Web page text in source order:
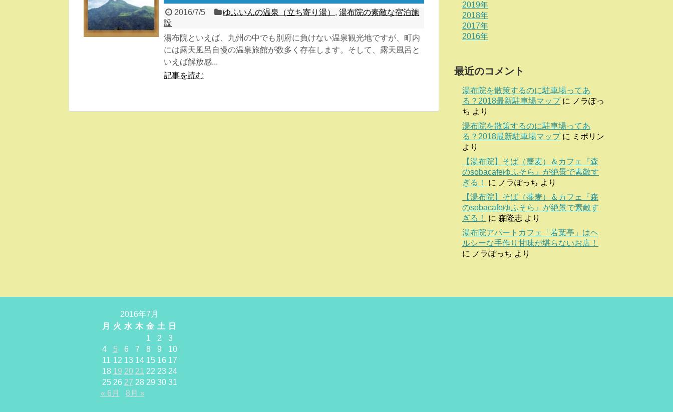
2016/7/5 ゆふいんの温泉（立ち寄り湯） ,湯布院の素敵な宿泊施
設
湯布院といえば、九州の中でも別府に負けない温泉観光地ですが、町内
には露天風呂自慢の温泉旅館が数多く存在します。そして、露天風呂と
いえば解放感...
記事を読む
2019年
2018年
2017年
2016年
最近のコメント
湯布院を散策するのに駐車場ってあ
る？2018最新駐車場マップに ノラぽっ
ち より
湯布院を散策するのに駐車場ってあ
る？2018最新駐車場マップに ミポリン
より
【湯布院】そば（蕎麦）＆カフェ『森
のsobacafeゆふそら』が絶景で素敵す
ぎる！
に ノラぽっち より
【湯布院】そば（蕎麦）＆カフェ『森
のsobacafeゆふそら』が絶景で素敵す
ぎる！
に 森隆志 より
湯布院アパートカフェ「若葉亭」はヘ
ルシーな手作り甘味が堪らないお店！
に ノラぽっち より
2016年7月
月
火 水 木 金 土
日
1
2
3
4
5 6 7 8 9
10
11 12 13 14 15 16 17
18 19 20 21 22 23 24
25 26 27 28 29 30 31
« 6月
8月 »